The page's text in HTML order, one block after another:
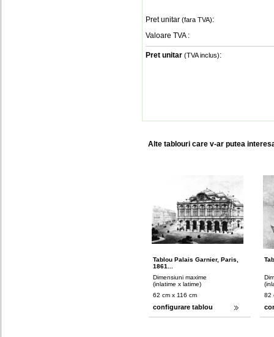
Pret unitar (fara TVA):
Valoare TVA :
Pret unitar (TVA inclus):
Alte tablouri care v-ar putea
Tablou Palais Garnier, Paris,
1861...
Dimensiuni maxime
(inlatime x latime)
62 cm x 116 cm
configurare tablou
82